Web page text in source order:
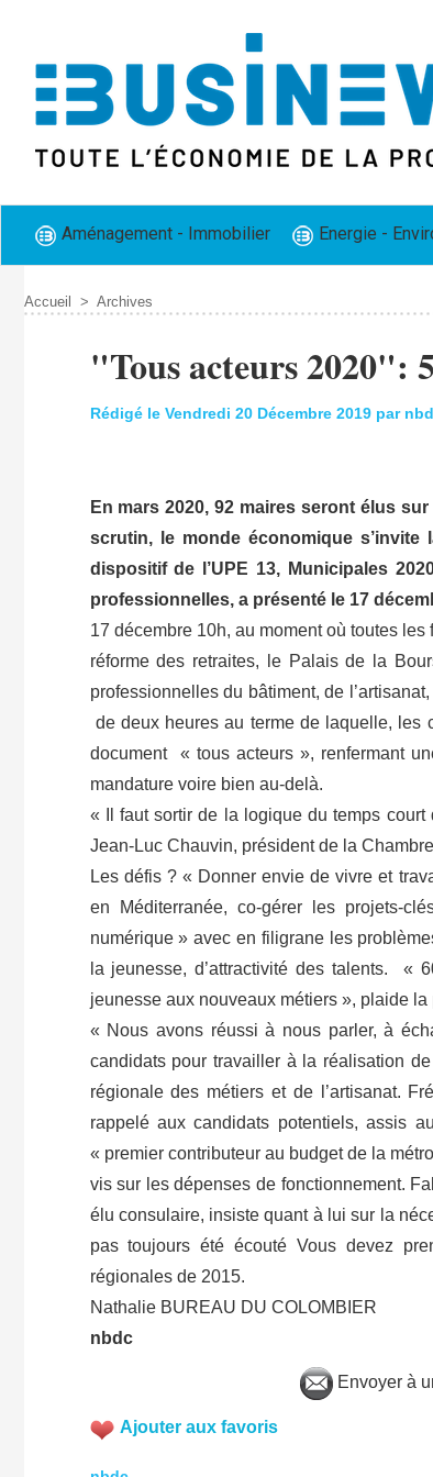
Aménagement - Immobilier Energie -
Accueil > Archives
"Tous acteurs 2020":
Rédigé le Vendredi 20 Décembre 2019 par
En mars 2020, 92 maires seront élus
scrutin, le monde économique
dispositif de l’UPE 13, Municipales
professionnelles, a présenté le 17
17 décembre 10h, au moment où toutes
réforme des retraites, le Palais de la
professionnelles du bâtiment, de
de deux heures au terme de laquelle, les
document « tous acteurs », renfermant
mandature voire bien au-delà.
« Il faut sortir de la logique du temps
Jean-Luc Chauvin, président de la
Les défis ? « Donner envie de vivre et
en Méditerranée, co-gérer les projets-
numérique » avec en filigrane les
la jeunesse, d’attractivité des talents. «
jeunesse aux nouveaux métiers », plaide
« Nous avons réussi à nous parler, à
candidats pour travailler à la réalisation
régionale des métiers et de l’artisanat.
rappelé aux candidats potentiels, assis
« premier contributeur au budget de la
vis sur les dépenses de fonctionnement.
élu consulaire, insiste quant à lui sur la
pas toujours été écouté Vous devez
régionales de 2015.
Nathalie BUREAU DU COLOMBIER
nbdc
Envoyer à
Ajouter aux favoris